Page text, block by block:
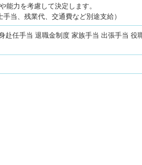
能力を考慮して決定します。
当、残業代、交通費など別途支給）
赴任手当 退職金制度 家族手当 出張手当 役